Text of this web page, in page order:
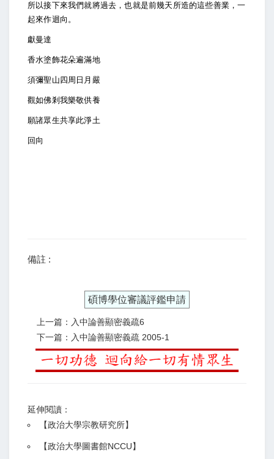
所以接下來我們就將過去，也就是前幾天所造的這些善業，一
起來作迴向。
獻曼達
香水塗飾花朵遍滿地
須彌聖山四周日月嚴
觀如佛剎我樂敬供養
願諸眾生共享此淨土
回向
備註 :
碩博學位審議評鑑申請
上一篇：入中論善顯密義疏6
下一篇：入中論善顯密義疏 2005-1
延伸閱讀：
【政治大學宗教研究所】
【政治大學圖書館NCCU】